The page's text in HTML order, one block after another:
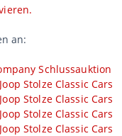
an:
Schlussauktion
Stolze Classic Cars
Stolze Classic Cars
Stolze Classic Cars
Stolze Classic Cars